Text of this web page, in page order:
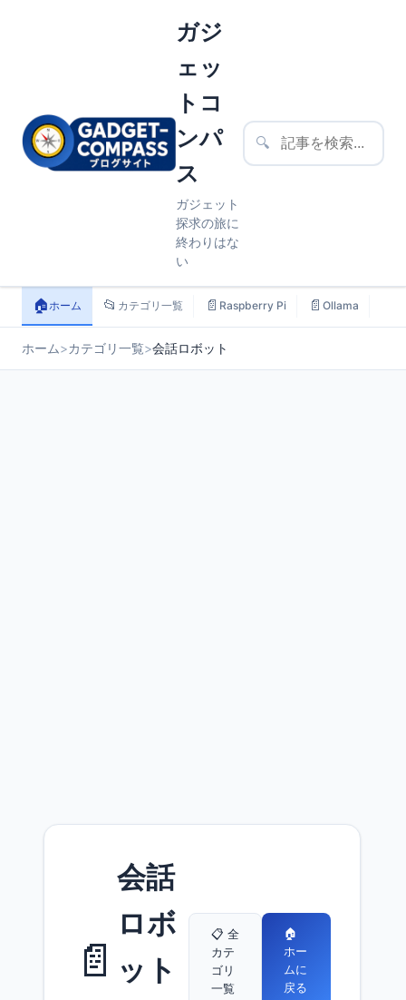
ガジ
ェッ
トコ
ンパ
ス
ガジェット
探求の旅に
終わりはな
い
🔍
🏠ホーム 📂 カテゴリ一覧 📄 Raspberry Pi 📄 Ollama
ホーム>カテゴリ一覧>会話ロボット
📄
会話
ロボ
ット
📋 全
カテ
ゴリ
一覧
🏠
ホー
ムに
戻る